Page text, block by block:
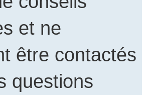
et ne
être contactés
questions